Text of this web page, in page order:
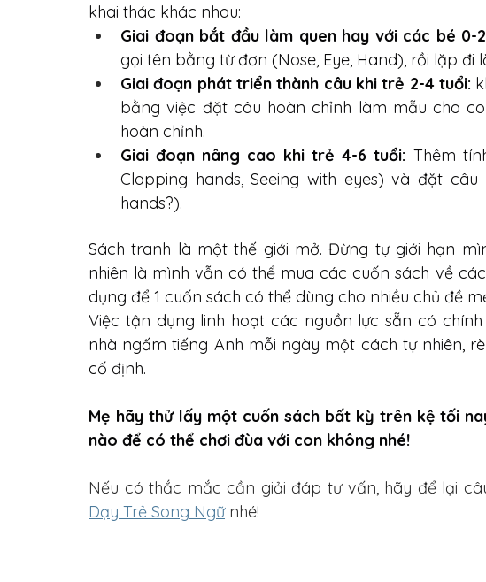
khai thác khác nhau:
Giai đoạn bắt đầu làm quen hay với các bé 0-
gọi tên bằng từ đơn (Nose, Eye, Hand), rồi lặp đi
Giai đoạn phát triển thành câu khi trẻ 2-4 tuổi:
bằng việc đặt câu hoàn chỉnh làm mẫu cho
hoàn chỉnh.
Giai đoạn nâng cao khi trẻ 4-6 tuổi: Thêm
Clapping hands, Seeing with eyes) và đặt
hands?).
Sách tranh là một thế giới mở. Đừng tự giới hạn
nhiên là mình vẫn có thể mua các cuốn sách về
dụng để 1 cuốn sách có thể dùng cho nhiều chủ đề
Việc tận dụng linh hoạt các nguồn lực sẵn có
nhà ngấm tiếng Anh mỗi ngày một cách tự nhiên,
cố định.
Mẹ hãy thử lấy một cuốn sách bất kỳ trên kệ tối
nào để có thể chơi đùa với con không nhé!
Nếu có thắc mắc cần giải đáp tư vấn, hãy để lại
Dạy Trẻ Song Ngữ nhé!